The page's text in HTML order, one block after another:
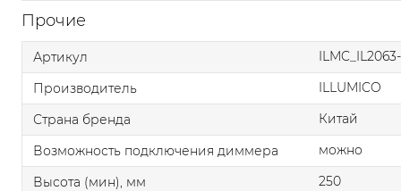
Прочие
Артикул
Производитель
ILLUMICO
Страна бренда
Китай
Возможность подключения диммера
можно
Высота (мин), мм
250